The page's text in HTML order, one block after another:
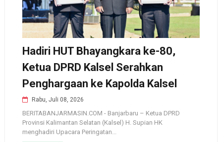
Hadiri HUT Bhayangkara ke-80,
Ketua DPRD Kalsel Serahkan
Penghargaan ke Kapolda Kalsel
Rabu, Juli 08, 2026
BERITABANJARMASIN.COM - Banjarbaru – Ketua DPRD
Provinsi Kalimantan Selatan (Kalsel) H. Supian HK
menghadiri Upacara Peringatan...